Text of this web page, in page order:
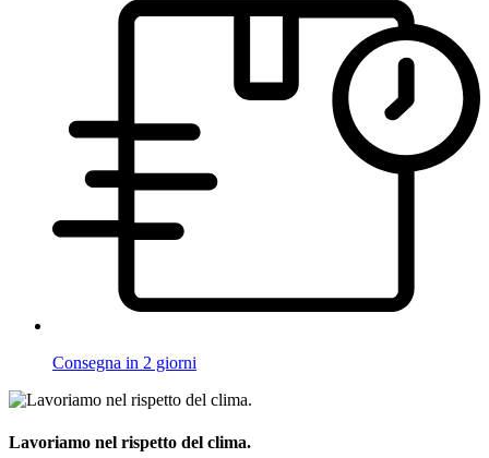
Consegna in 2 giorni
Lavoriamo nel rispetto del clima.